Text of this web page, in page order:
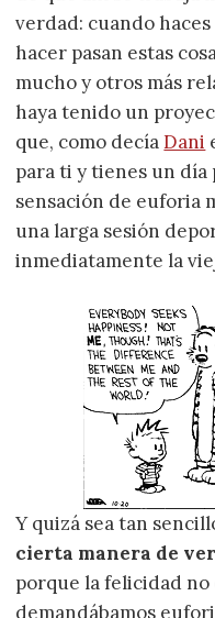
verdad: cuando
hacer pasan estas
mucho y otros más
haya tenido un
que, como decíaDani
para ti y tienes un
sensación de euforia
una larga sesión
inmediatamente la
Y quizá sea tan
cierta manera de
porque la felicidad
demandábamos